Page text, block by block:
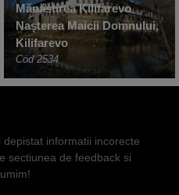
Mănăstirea Kilifarevo
Nașterea Maicii Domnului,
Kilifarevo
Cod 2534
informatii incorecte
sectiunea de feedback si